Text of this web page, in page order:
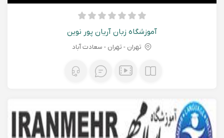
آموزشگاه زبان آریان پور نوین
تهران - تهران - سعادت آباد